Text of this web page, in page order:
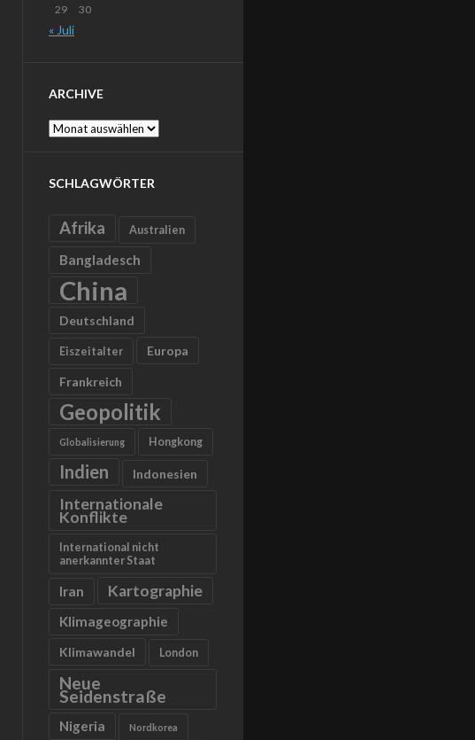
29
30
« Juli
ARCHIVE
Archive
SCHLAGWÖRTER
Afrika Australien
Bangladesch
China
Deutschland
Eiszeitalter Europa
Frankreich
Geopolitik
Globalisierung Hongkong
Indien Indonesien
Internationale
Konflikte
International nicht
anerkannter Staat
Iran Kartographie
Klimageographie
Klimawandel London
Neue
Seidenstraße
Nigeria Nordkorea